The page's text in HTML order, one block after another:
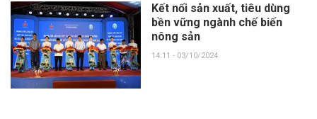
Kết nối sản xuất, tiêu dùng
bền vững ngành chế biến
nông sản
14:11 - 03/10/2024